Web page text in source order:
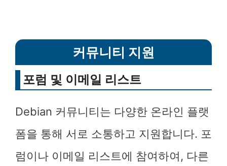
커뮤니티 지원
포럼 및 이메일 리스트
Debian 커뮤니티는 다양한 온라인 플랫
폼을 통해 서로 소통하고 지원합니다. 포
럼이나 이메일 리스트에 참여하여, 다른